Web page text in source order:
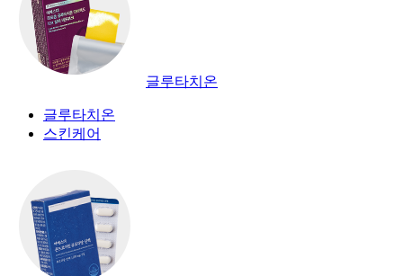
글루타치온
글루타치온
스킨케어